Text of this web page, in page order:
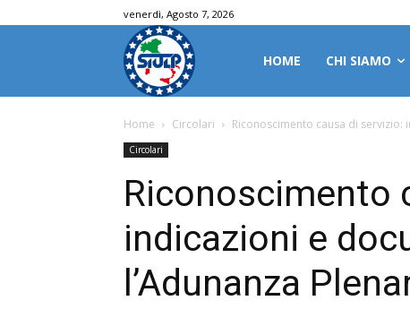
venerdì, Agosto 7, 2026
HOME CHI SIAMO
Home Circolari Riconoscimento causa di servizio:
Circolari
Riconoscimento
indicazioni e
l’Adunanza